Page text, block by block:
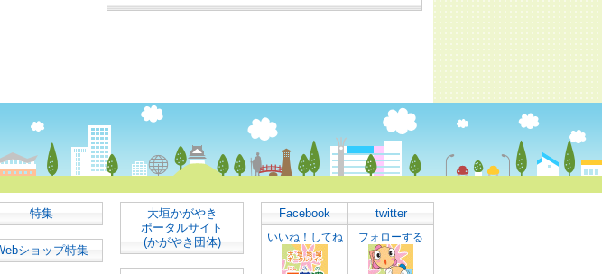
特集
ショップ特集
大垣かがやき
ポータルサイト
(かがやき団体)
Facebook
いいね！してね
twitter
フォローする